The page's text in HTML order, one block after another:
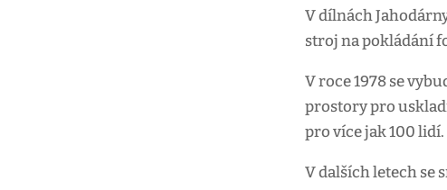
V dílnách
stroj na pokládání
V roce 1978 se
prostory pro
pro více jak 100 lidí.
V dalších letech se